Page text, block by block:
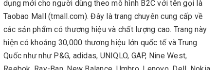
dụng mới cho người dùng theo mô hình B2C với tên gọi là
Taobao Mall (tmall.com). Đây là trang chuyên cung cấp về
các sản phẩm có thương hiệu và chất lượng cao. Trang này
hiện có khoảng 30,000 thương hiệu lớn quốc tế và Trung
Quốc như như P&G, adidas, UNIQLO, GAP, Nine West,